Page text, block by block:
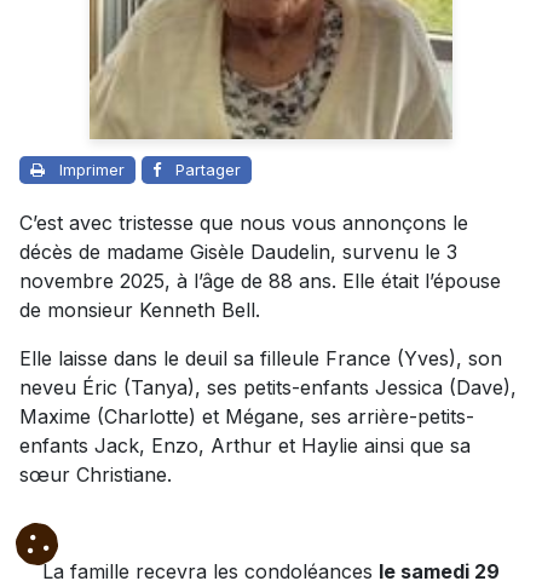
Imprimer Partager
C’est avec tristesse que nous vous annonçons le
décès de madame Gisèle Daudelin, survenu le 3
novembre 2025, à l’âge de 88 ans. Elle était l’épouse
de monsieur Kenneth Bell.
Elle laisse dans le deuil sa filleule France (Yves), son
neveu Éric (Tanya), ses petits-enfants Jessica (Dave),
Maxime (Charlotte) et Mégane, ses arrière-petits-
enfants Jack, Enzo, Arthur et Haylie ainsi que sa
sœur Christiane.
La famille recevra les condoléances le samedi 29